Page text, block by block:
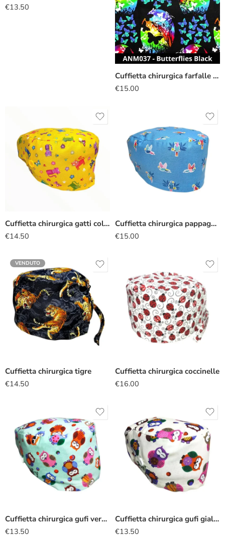
€13.50
Cuffietta chirurgica farfalle nero
€15.00
Cuffietta chirurgica gatti colorati
€14.50
Cuffietta chirurgica pappagalli
€15.00
VENDUTO
Cuffietta chirurgica tigre
€14.50
Cuffietta chirurgica coccinelle
€16.00
Cuffietta chirurgica gufi verdino
€13.50
Cuffietta chirurgica gufi giallino
€13.50